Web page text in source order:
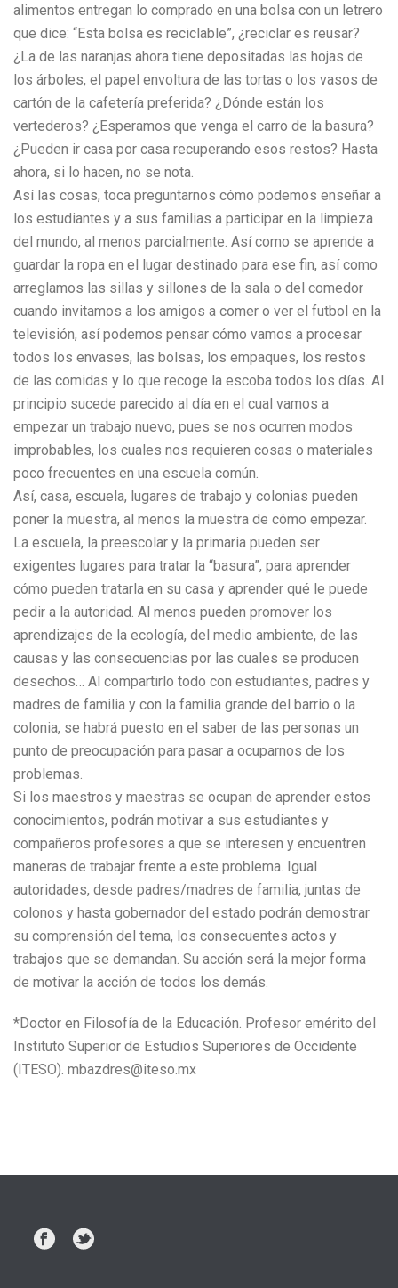
alimentos entregan lo comprado en una bolsa con un letrero
que dice: “Esta bolsa es reciclable”, ¿reciclar es reusar?
¿La de las naranjas ahora tiene depositadas las hojas de
los árboles, el papel envoltura de las tortas o los vasos de
cartón de la cafetería preferida? ¿Dónde están los
vertederos? ¿Esperamos que venga el carro de la basura?
¿Pueden ir casa por casa recuperando esos restos? Hasta
ahora, si lo hacen, no se nota.
Así las cosas, toca preguntarnos cómo podemos enseñar a
los estudiantes y a sus familias a participar en la limpieza
del mundo, al menos parcialmente. Así como se aprende a
guardar la ropa en el lugar destinado para ese fin, así como
arreglamos las sillas y sillones de la sala o del comedor
cuando invitamos a los amigos a comer o ver el futbol en la
televisión, así podemos pensar cómo vamos a procesar
todos los envases, las bolsas, los empaques, los restos
de las comidas y lo que recoge la escoba todos los días. Al
principio sucede parecido al día en el cual vamos a
empezar un trabajo nuevo, pues se nos ocurren modos
improbables, los cuales nos requieren cosas o materiales
poco frecuentes en una escuela común.
Así, casa, escuela, lugares de trabajo y colonias pueden
poner la muestra, al menos la muestra de cómo empezar.
La escuela, la preescolar y la primaria pueden ser
exigentes lugares para tratar la “basura”, para aprender
cómo pueden tratarla en su casa y aprender qué le puede
pedir a la autoridad. Al menos pueden promover los
aprendizajes de la ecología, del medio ambiente, de las
causas y las consecuencias por las cuales se producen
desechos… Al compartirlo todo con estudiantes, padres y
madres de familia y con la familia grande del barrio o la
colonia, se habrá puesto en el saber de las personas un
punto de preocupación para pasar a ocuparnos de los
problemas.
Si los maestros y maestras se ocupan de aprender estos
conocimientos, podrán motivar a sus estudiantes y
compañeros profesores a que se interesen y encuentren
maneras de trabajar frente a este problema. Igual
autoridades, desde padres/madres de familia, juntas de
colonos y hasta gobernador del estado podrán demostrar
su comprensión del tema, los consecuentes actos y
trabajos que se demandan. Su acción será la mejor forma
de motivar la acción de todos los demás.
*Doctor en Filosofía de la Educación. Profesor emérito del
Instituto Superior de Estudios Superiores de Occidente
(ITESO). mbazdres@iteso.mx